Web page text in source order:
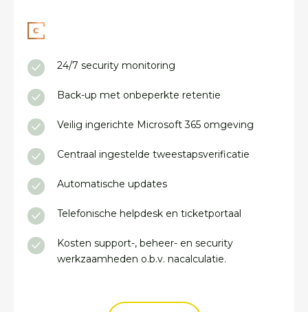
24/7 security monitoring
Back-up met onbeperkte retentie
Veilig ingerichte Microsoft 365 omgeving
Centraal ingestelde tweestapsverificatie
Automatische updates
Telefonische helpdesk en ticketportaal
Kosten support-, beheer- en security
werkzaamheden o.b.v. nacalculatie.